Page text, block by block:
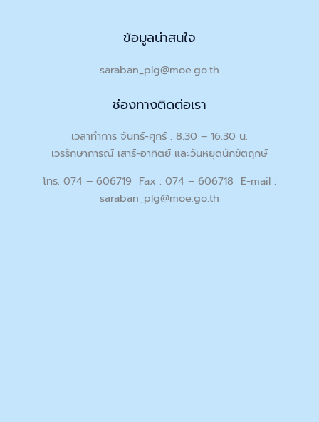
ข้อมูลน่าสนใจ
saraban_plg@moe.go.th
ช่องทางติดต่อเรา
เวลาทำการ จันทร์-ศุกร์ : 8:30 – 16:30 น.
เวรรักษาการณ์ เสาร์-อาทิตย์ และวันหยุดนักขัตฤกษ์
โทร. 074 – 606719 Fax : 074 – 606718 E-mail :
saraban_plg@moe.go.th